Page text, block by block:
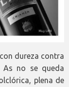
dureza contra
As no se queda
plena de